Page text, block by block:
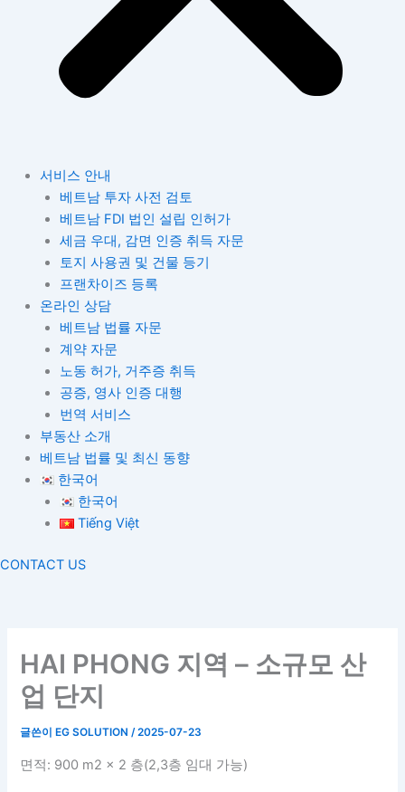
서비스 안내
베트남 투자 사전 검토
베트남 FDI 법인 설립 인허가
세금 우대, 감면 인증 취득 자문
토지 사용권 및 건물 등기
프랜차이즈 등록
온라인 상담
베트남 법률 자문
계약 자문
노동 허가, 거주증 취득
공증, 영사 인증 대행
번역 서비스
부동산 소개
베트남 법률 및 최신 동향
한국어
한국어
Tiếng Việt
CONTACT US
HAI PHONG 지역 – 소규모 산
업 단지
글쓴이 EG SOLUTION/2025-07-23
면적: 900 m2 x 2 층(2,3층 임대 가능)